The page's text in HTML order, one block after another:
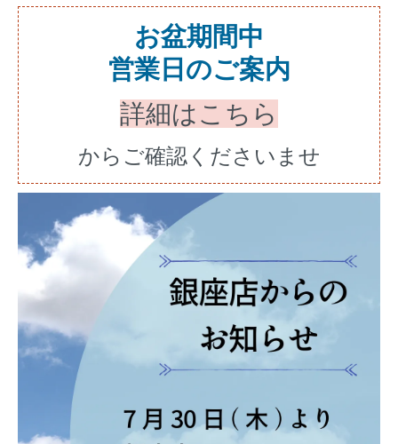
お盆期間中
営業日のご案内
詳細はこちら
からご確認くださいませ